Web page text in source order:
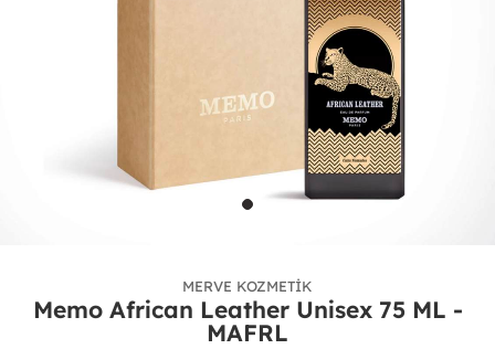
MERVE KOZMETIK
Memo African Leather Unisex 75 ML -
MAFRL